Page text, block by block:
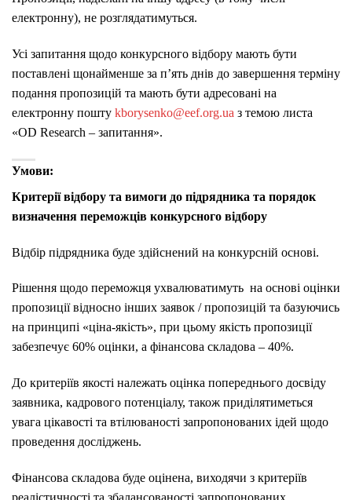
електронну), не розглядатимуться.
Усі запитання щодо конкурсного відбору мають бути
поставлені щонайменше за п’ять днів до завершення терміну
подання пропозицій та мають бути адресовані на
електронну пошту kborysenko@eef.org.ua з темою листа
«OD Research – запитання».
Умови:
Критерії відбору та вимоги до підрядника та порядок
визначення переможців конкурсного відбору
Відбір підрядника буде здійснений на конкурсній основі.
Рішення щодо переможця ухвалюватимуть на основі оцінки
пропозиції відносно інших заявок / пропозицій та базуючись
на принципі «ціна-якість», при цьому якість пропозиції
забезпечує 60% оцінки, а фінансова складова – 40%.
До критеріїв якості належать оцінка попереднього досвіду
заявника, кадрового потенціалу, також приділятиметься
увага цікавості та втілюваності запропонованих ідей щодо
проведення досліджень.
Фінансова складова буде оцінена, виходячи з критеріїв
реалістичності та збалансованості запропонованих